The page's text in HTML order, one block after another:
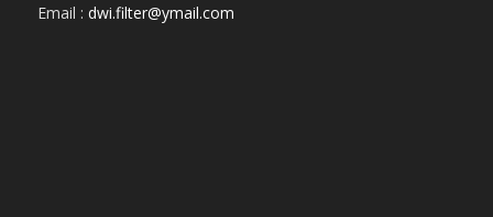
Email : dwi.filter@ymail.com